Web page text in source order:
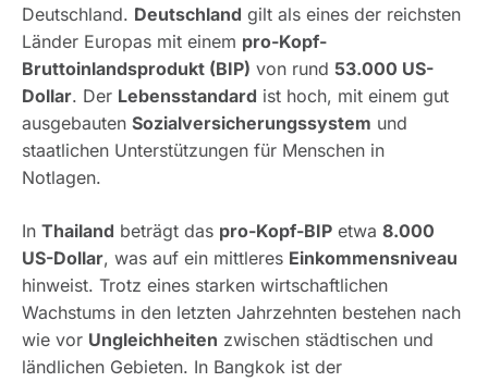
Deutschland. Deutschland gilt als eines der reichsten
Länder Europas mit einem pro-Kopf-
Bruttoinlandsprodukt (BIP) von rund 53.000 US-
Dollar. Der Lebensstandard ist hoch, mit einem gut
ausgebauten Sozialversicherungssystem und
staatlichen Unterstützungen für Menschen in
Notlagen.
In Thailand beträgt das pro-Kopf-BIP etwa 8.000
US-Dollar, was auf ein mittleres Einkommensniveau
hinweist. Trotz eines starken wirtschaftlichen
Wachstums in den letzten Jahrzehnten bestehen nach
wie vor Ungleichheiten zwischen städtischen und
ländlichen Gebieten. In Bangkok ist der